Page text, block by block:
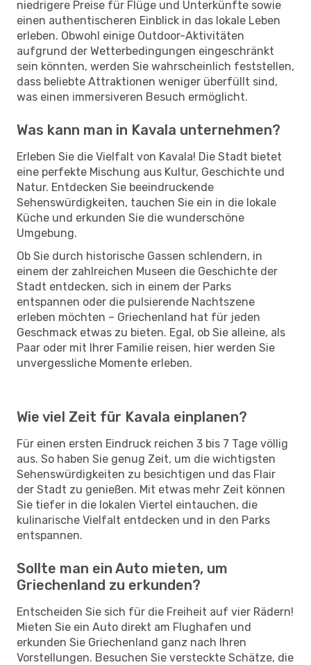
niedrigere Preise für Flüge und Unterkünfte sowie
einen authentischeren Einblick in das lokale Leben
erleben. Obwohl einige Outdoor-Aktivitäten
aufgrund der Wetterbedingungen eingeschränkt
sein könnten, werden Sie wahrscheinlich feststellen,
dass beliebte Attraktionen weniger überfüllt sind,
was einen immersiveren Besuch ermöglicht.
Was kann man in Kavala unternehmen?
Erleben Sie die Vielfalt von Kavala! Die Stadt bietet
eine perfekte Mischung aus Kultur, Geschichte und
Natur. Entdecken Sie beeindruckende
Sehenswürdigkeiten, tauchen Sie ein in die lokale
Küche und erkunden Sie die wunderschöne
Umgebung.
Ob Sie durch historische Gassen schlendern, in
einem der zahlreichen Museen die Geschichte der
Stadt entdecken, sich in einem der Parks
entspannen oder die pulsierende Nachtszene
erleben möchten – Griechenland hat für jeden
Geschmack etwas zu bieten. Egal, ob Sie alleine, als
Paar oder mit Ihrer Familie reisen, hier werden Sie
unvergessliche Momente erleben.
Wie viel Zeit für Kavala einplanen?
Für einen ersten Eindruck reichen 3 bis 7 Tage völlig
aus. So haben Sie genug Zeit, um die wichtigsten
Sehenswürdigkeiten zu besichtigen und das Flair
der Stadt zu genießen. Mit etwas mehr Zeit können
Sie tiefer in die lokalen Viertel eintauchen, die
kulinarische Vielfalt entdecken und in den Parks
entspannen.
Sollte man ein Auto mieten, um
Griechenland zu erkunden?
Entscheiden Sie sich für die Freiheit auf vier Rädern!
Mieten Sie ein Auto direkt am Flughafen und
erkunden Sie Griechenland ganz nach Ihren
Vorstellungen. Besuchen Sie versteckte Schätze, die